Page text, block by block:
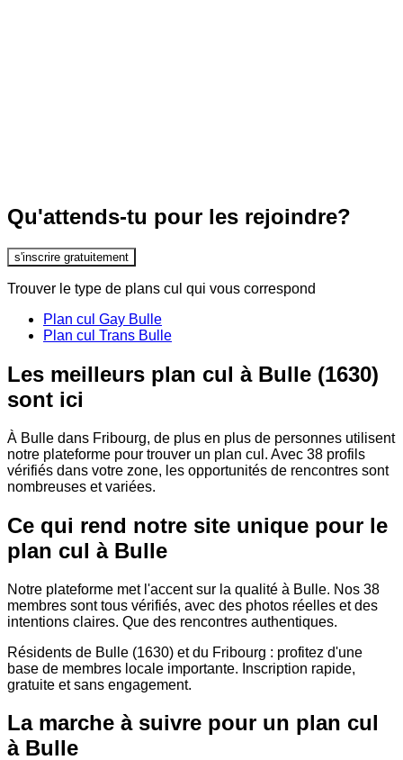
Qu'attends-tu pour les rejoindre?
s'inscrire gratuitement
Trouver le type de plans cul qui vous correspond
Plan cul Gay Bulle
Plan cul Trans Bulle
Les meilleurs plan cul à Bulle (1630)
sont ici
À Bulle dans Fribourg, de plus en plus de personnes utilisent
notre plateforme pour trouver un plan cul. Avec 38 profils
vérifiés dans votre zone, les opportunités de rencontres sont
nombreuses et variées.
Ce qui rend notre site unique pour le
plan cul à Bulle
Notre plateforme met l'accent sur la qualité à Bulle. Nos 38
membres sont tous vérifiés, avec des photos réelles et des
intentions claires. Que des rencontres authentiques.
Résidents de Bulle (1630) et du Fribourg : profitez d'une
base de membres locale importante. Inscription rapide,
gratuite et sans engagement.
La marche à suivre pour un plan cul
à Bulle